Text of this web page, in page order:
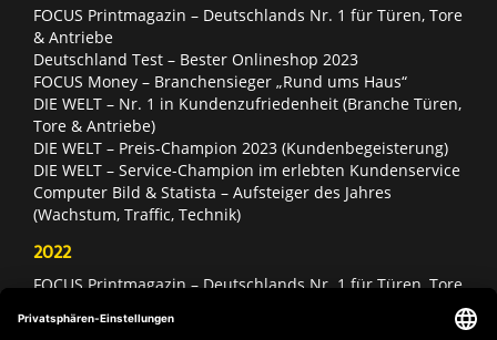
FOCUS Printmagazin – Deutschlands Nr. 1 für Türen, Tore
& Antriebe
Deutschland Test – Bester Onlineshop 2023
FOCUS Money – Branchensieger „Rund ums Haus“
DIE WELT – Nr. 1 in Kundenzufriedenheit (Branche Türen,
Tore & Antriebe)
DIE WELT – Preis-Champion 2023 (Kundenbegeisterung)
DIE WELT – Service-Champion im erlebten Kundenservice
Computer Bild & Statista – Aufsteiger des Jahres
(Wachstum, Traffic, Technik)
2022
FOCUS Printmagazin – Deutschlands Nr. 1 für Türen, Tore
Deutschland Test – Bester Onlineshop 2022